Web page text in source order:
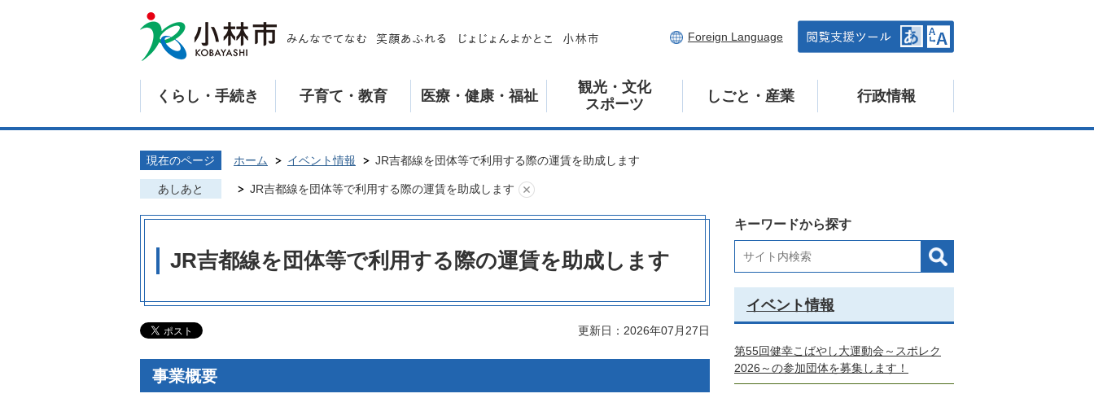
Foreign Language
くらし・手続き 子育て・教育 医療・健康・福祉
観光・文化
スポーツ
しごと・産業 行政情報
現在のページ ホーム イベント情報 JR吉都線を団体等で利用する際の運賃を助成します
あしあと JR吉都線を団体等で利用する際の運賃を助成します
JR吉都線を団体等で利用する際の運賃を助成します
更新日：2026年07月27日
事業概要
キーワードから探す
イベント情報
第55回健幸こばやし大運動会～スポレク
2026～の参加団体を募集します！